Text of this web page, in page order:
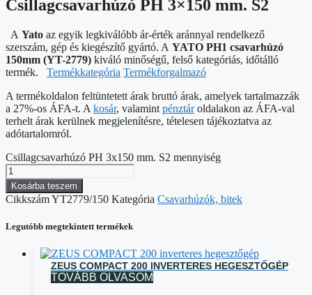
Csillagcsavarhúzó PH 3×150 mm. S2
A Yato az egyik legkiválóbb ár-érték aránnyal rendelkező
szerszám, gép és kiegészítő gyártó. A YATO PH1 csavarhúzó
150mm (YT-2779) kiváló minőségű, felső kategóriás, időtálló
termék. Termékkategória Termékforgalmazó
A termékoldalon feltüntetett árak bruttó árak, amelyek tartalmazzák
a 27%-os ÁFA-t. A kosár, valamint pénztároldalakon az ÁFA-val
terhelt árak kerülnek megjelenítésre, tételesen tájékoztatva az
adótartalomról.
Csillagcsavarhúzó PH 3x150 mm. S2 mennyiség
Kosárba teszem
CikkszámYT2779/150 Kategória Csavarhúzók, bitek
Legutóbb megtekintett termékek
ZEUS COMPACT 200 INVERTERES HEGESZTŐGÉP
TOVÁBB OLVASOM